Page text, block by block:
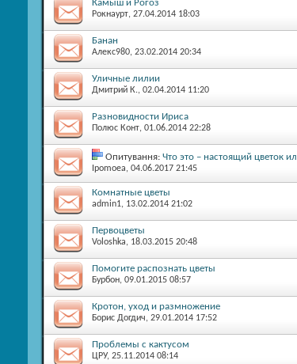
Камыш и Рогоз
Рокнаурт, 27.04.2014 18:03
Банан
Алекс980, 23.02.2014 20:34
Уличные лилии
Дмитрий К., 02.04.2014 11:20
Разновидности Ириса
Полюс Конт, 01.06.2014 22:28
Опитування: Что это – настоящий цветок
Ipomoea, 04.06.2017 21:45
Комнатные цветы
admin1, 13.02.2014 21:02
Первоцветы
Voloshka, 18.03.2015 20:48
Помогите распознать цветы
Бурбон, 09.01.2015 08:57
Кротон, уход и размножение
Борис Догдич, 29.01.2014 17:52
Проблемы с кактусом
ЦРУ, 25.11.2014 08:14